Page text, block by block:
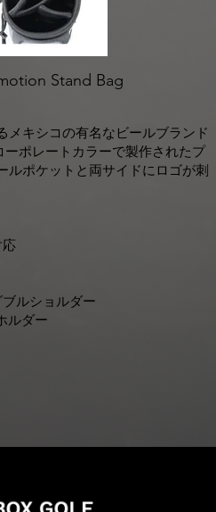
Stand Bag
メキシコの有名なビールブランド
ーポレートカラーで製作されたプ
ルポケットと両サイドにロゴが刺
ルショルダー
ルダー